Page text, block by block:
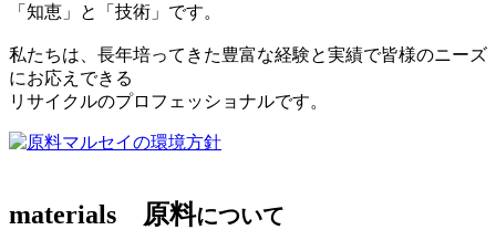
「知恵」と「技術」です。
私たちは、長年培ってきた豊富な経験と実績で皆様のニーズ
にお応えできる
リサイクルのプロフェッショナルです。
マルセイの環境方針
materials 原料について